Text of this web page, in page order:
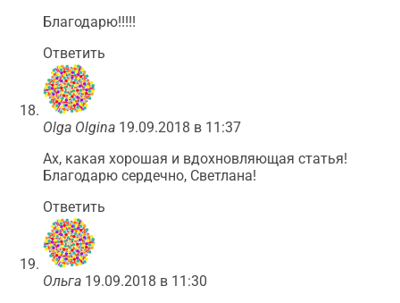
Благодарю!!!!!
Ответить
Olga Olgina 19.09.2018 в 11:37
Ах, какая хорошая и вдохновляющая статья!
Благодарю сердечно, Светлана!
Ответить
Ольга 19.09.2018 в 11:30